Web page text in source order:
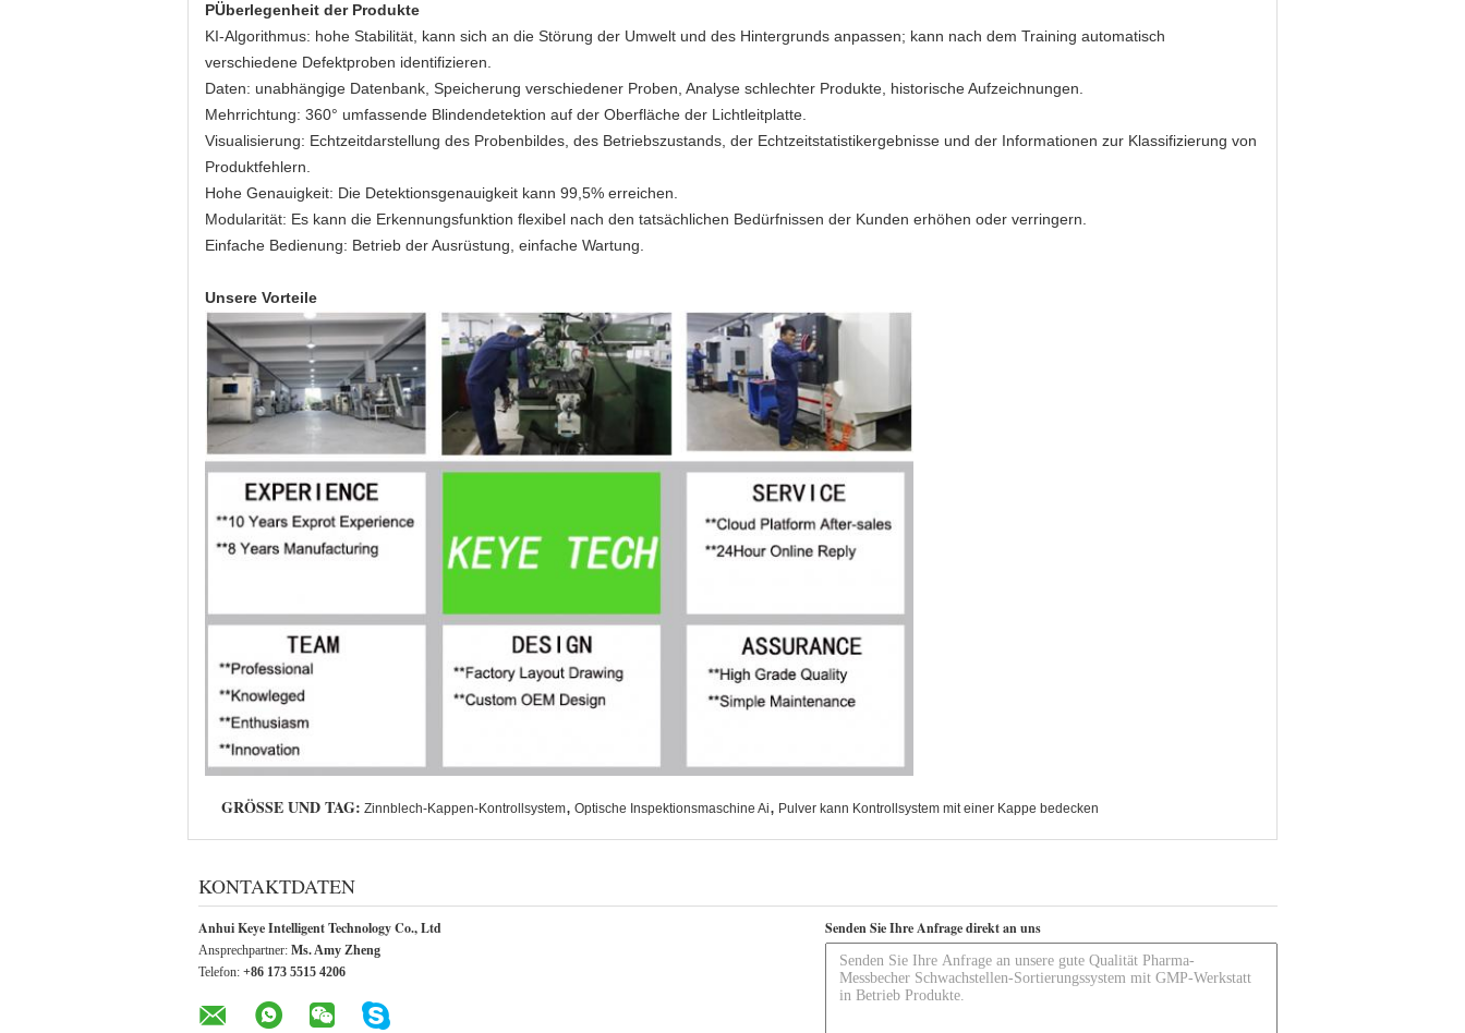
PÜberlegenheit der Produkte
KI-Algorithmus: hohe Stabilität, kann sich an die Störung der Umwelt und des Hintergrunds anpassen; kann nach dem Training automatisch
verschiedene Defektproben identifizieren.
Daten: unabhängige Datenbank, Speicherung verschiedener Proben, Analyse schlechter Produkte, historische Aufzeichnungen.
Mehrrichtung: 360° umfassende Blindendetektion auf der Oberfläche der Lichtleitplatte.
Visualisierung: Echtzeitdarstellung des Probenbildes, des Betriebszustands, der Echtzeitstatistikergebnisse und der Informationen zur Klassifizierung von
Produktfehlern.
Hohe Genauigkeit: Die Detektionsgenauigkeit kann 99,5% erreichen.
Modularität: Es kann die Erkennungsfunktion flexibel nach den tatsächlichen Bedürfnissen der Kunden erhöhen oder verringern.
Einfache Bedienung: Betrieb der Ausrüstung, einfache Wartung.
Unsere Vorteile
GRÖSSE UND TAG: Zinnblech-Kappen-Kontrollsystem, Optische Inspektionsmaschine Ai, Pulver kann Kontrollsystem mit einer Kappe bedecken
KONTAKTDATEN
Anhui Keye Intelligent Technology Co., Ltd
Ansprechpartner: Ms. Amy Zheng
Telefon: +86 173 5515 4206
Senden Sie Ihre Anfrage direkt an uns